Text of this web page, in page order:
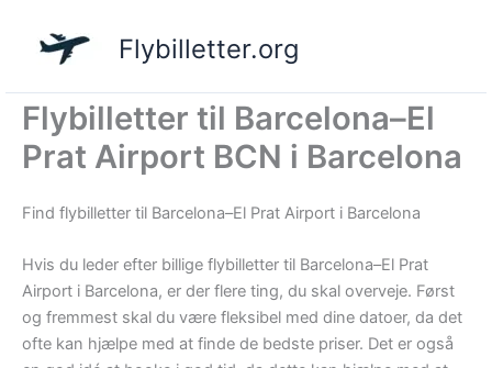
indholdet
Flybilletter.org
Flybilletter til Barcelona–El
Prat Airport BCN i Barcelona
Find flybilletter til Barcelona–El Prat Airport i Barcelona
Hvis du leder efter billige flybilletter til Barcelona–El Prat
Airport i Barcelona, er der flere ting, du skal overveje. Først
og fremmest skal du være fleksibel med dine datoer, da det
ofte kan hjælpe med at finde de bedste priser. Det er også